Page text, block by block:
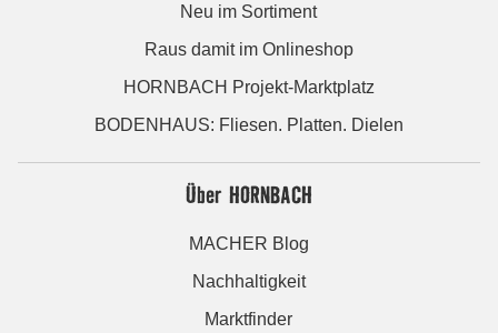
Neu im Sortiment
Raus damit im Onlineshop
HORNBACH Projekt-Marktplatz
BODENHAUS: Fliesen. Platten. Dielen
Über HORNBACH
MACHER Blog
Nachhaltigkeit
Marktfinder